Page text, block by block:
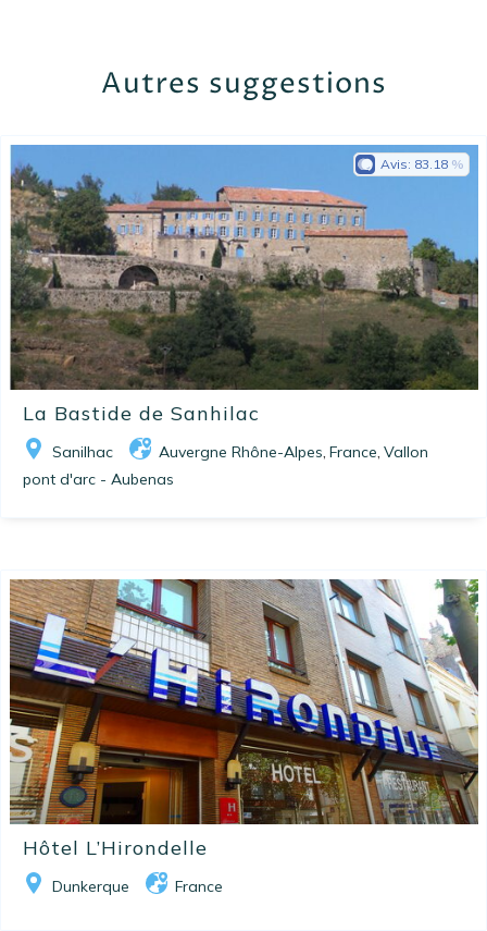
Autres suggestions
La Bastide de Sanhilac
Sanilhac Auvergne Rhône-Alpes, France, Vallon
pont d'arc - Aubenas
Avis: 83.18
Hôtel L’Hirondelle
Dunkerque France